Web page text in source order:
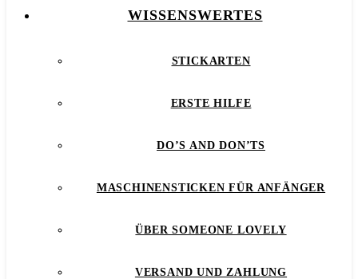
WISSENSWERTES
STICKARTEN
ERSTE HILFE
DO’S AND DON’TS
MASCHINENSTICKEN FÜR ANFÄNGER
ÜBER SOMEONE LOVELY
VERSAND UND ZAHLUNG